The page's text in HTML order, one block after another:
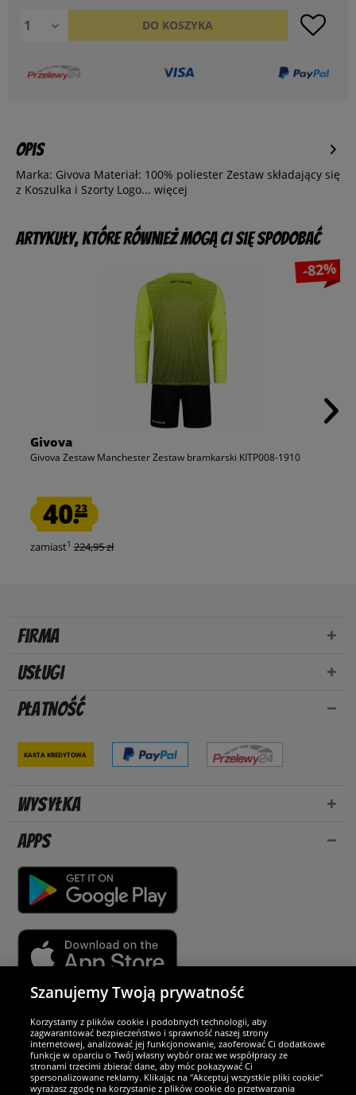
DO KOSZYKA
Opis
Marka: Givova Materiał: 100% poliester Zestaw składający się
z Koszulka i Szorty Logo... więcej
Artykuły, które również mogą Ci się spodobać
-82%
Givova
Givova Zestaw Manchester Zestaw bramkarski KITP008-1910
40.23
zamiast1 224,95 zł
Firma
Usługi
Płatność
Karta kredytowa
Wysyłka
Apps
Partnerzy i bezpieczeństwo
Jesteśmy wyjątkowi
Szanujemy Twoją prywatność
Korzystamy z plików cookie i podobnych technologii, aby
zagwarantować bezpieczeństwo i sprawność naszej strony
internetowej, analizować jej funkcjonowanie, zaoferować Ci dodatkowe
funkcje w oparciu o Twój własny wybór oraz we współpracy ze
stronami trzecimi zbierać dane, aby móc pokazywać Ci
spersonalizowane reklamy. Klikając na "Akceptuj wszystkie pliki cookie"
wyrażasz zgodę na korzystanie z plików cookie do przetwarzania